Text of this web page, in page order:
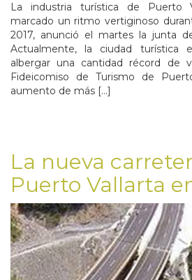
La industria turística de Puerto
marcado un ritmo vertiginoso
2017, anunció el martes la junta
Actualmente, la ciudad turística
albergar una cantidad récord de
Fideicomiso de Turismo de
aumento de más […]
La nueva
Puerto Vallarta